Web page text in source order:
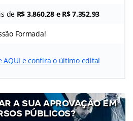
de R$ 3.860,28 e R$ 7.352,93
Formada!
AQUI e confira o último edital
A SUA APROVAÇÃO EM
PÚBLICOS?